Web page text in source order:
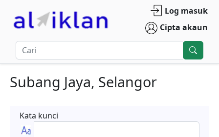
Log masuk
Cipta akaun
Subang Jaya, Selangor
Kata kunci